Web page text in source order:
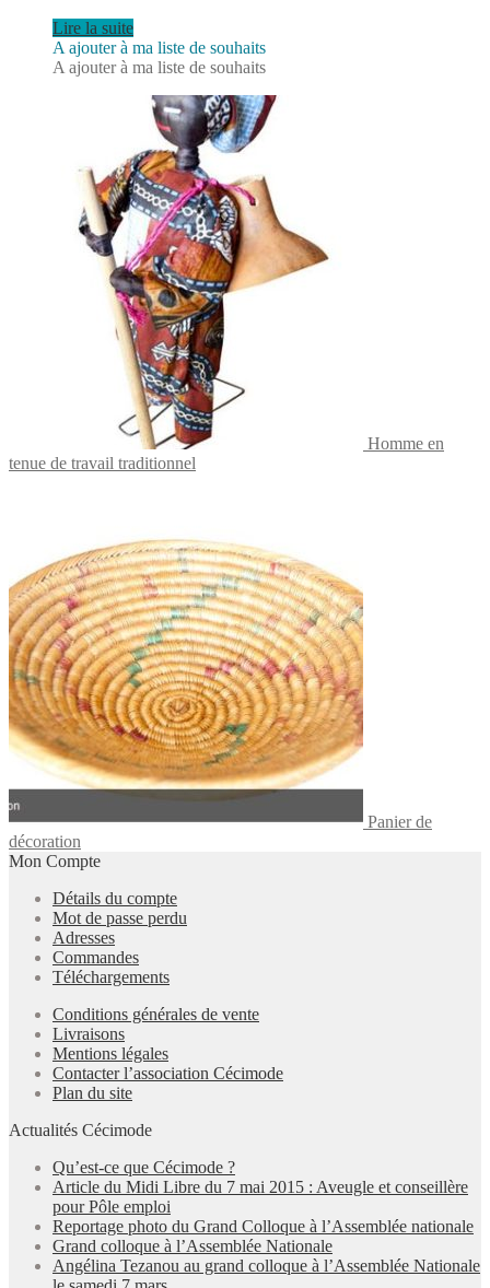
Lire la suite
A ajouter à ma liste de souhaits
A ajouter à ma liste de souhaits
Homme en
tenue de travail traditionnel
Panier de
décoration
Mon Compte
Détails du compte
Mot de passe perdu
Adresses
Commandes
Téléchargements
Conditions générales de vente
Livraisons
Mentions légales
Contacter l’association Cécimode
Plan du site
Actualités Cécimode
Qu’est-ce que Cécimode ?
Article du Midi Libre du 7 mai 2015 : Aveugle et conseillère
pour Pôle emploi
Reportage photo du Grand Colloque à l’Assemblée nationale
Grand colloque à l’Assemblée Nationale
Angélina Tezanou au grand colloque à l’Assemblée Nationale